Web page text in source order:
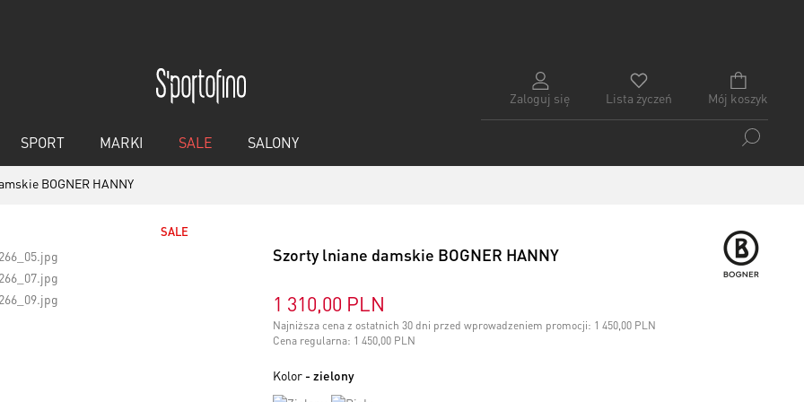
Zaloguj się Mój koszyk
Lista życzeń
SPORT MARKI SALE SALONY
BOGNER HANNY
SALE
Szorty lniane damskie BOGNER HANNY
1 310,00 PLN
Najniższa cena z ostatnich 30 dni przed wprowadzeniem promocji: 1 450,00 PLN
Cena regularna: 1 450,00 PLN
Kolor - zielony